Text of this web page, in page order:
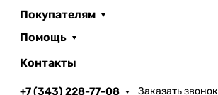
Покупателям
Помощь
Контакты
+7 (343) 228-77-08 Заказать звонок